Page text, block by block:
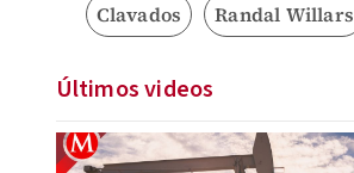
Clavados Randal Willars
Últimos videos